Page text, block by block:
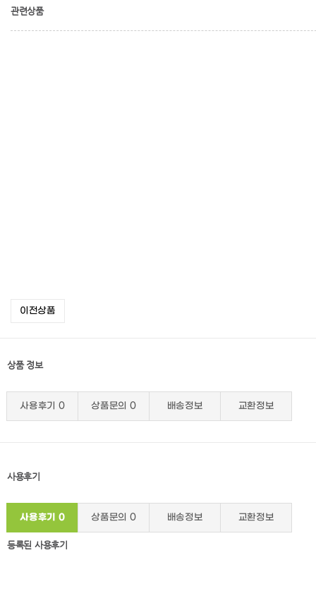
관련상품
이전상품
상품 정보
사용후기 0 상품문의 0 배송정보 교환정보
사용후기
사용후기 0 상품문의 0 배송정보 교환정보
등록된 사용후기